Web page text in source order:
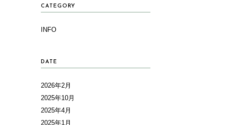
CATEGORY
INFO
DATE
2026年2月
2025年10月
2025年4月
2025年1月